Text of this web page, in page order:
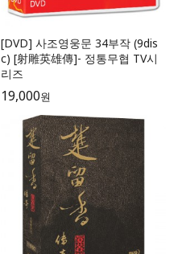
[DVD] 사조영웅문 34부작 (9dis
c) [射雕英雄傳]- 정통무협 TV시
리즈
19,000원